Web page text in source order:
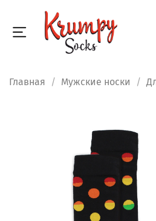
Главная Мужские носки